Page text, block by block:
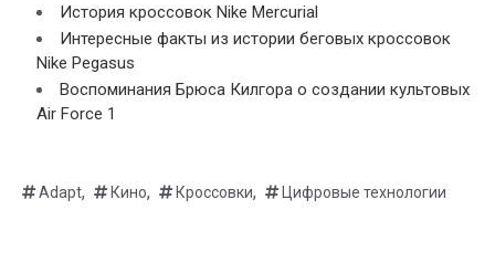
История кроссовок Nike Mercurial
Интересные факты из истории беговых кроссовок
Nike Pegasus
Воспоминания Брюса Килгора о создании культовых
Air Force 1
Adapt, Кино, Кроссовки, Цифровые технологии